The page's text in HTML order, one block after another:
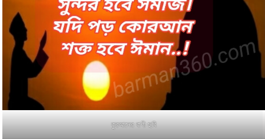
কুরআনের বাণী ছবি